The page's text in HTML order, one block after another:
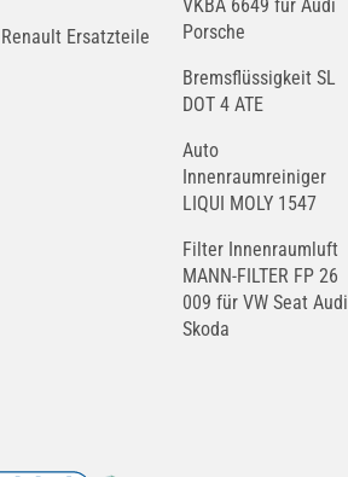
Renault Ersatzteile
VKBA 6649 für Audi
Porsche
Bremsflüssigkeit SL
DOT 4 ATE
Auto
Innenraumreiniger
LIQUI MOLY 1547
Filter Innenraumluft
MANN-FILTER FP 26
009 für VW Seat Audi
Skoda